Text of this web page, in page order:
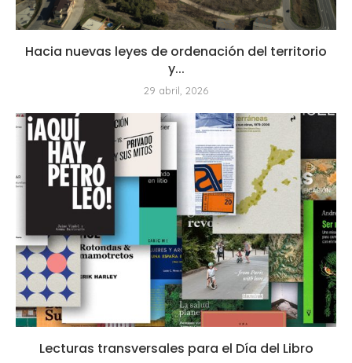
Hacia nuevas leyes de ordenación del territorio
y...
29 abril, 2026
Lecturas transversales para el Día del Libro